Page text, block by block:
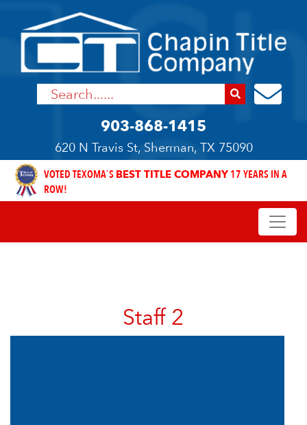
903-868-1415
620 N Travis St, Sherman, TX 75090
VOTED TEXOMA`S BEST TITLE COMPANY 17 YEARS IN A
ROW!
Staff 2